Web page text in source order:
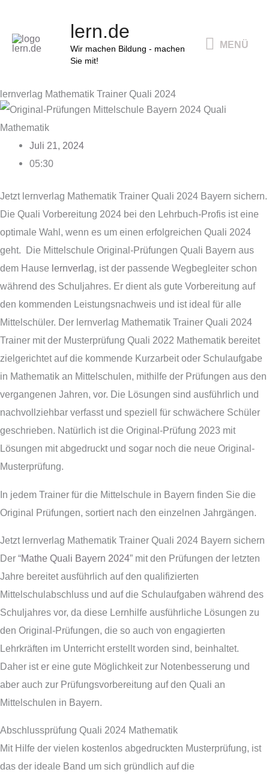
springen
lern.de
Wir machen Bildung - machen
Sie mit!
MENÜ
lernverlag Mathematik Trainer Quali 2024
Juli 21, 2024
05:30
Jetzt lernverlag Mathematik Trainer Quali 2024 Bayern sichern.
Die Quali Vorbereitung 2024 bei den Lehrbuch-Profis ist eine
optimale Wahl, wenn es um einen erfolgreichen Quali 2024
geht. Die Mittelschule Original-Prüfungen Quali Bayern aus
dem Hause lernverlag, ist der passende Wegbegleiter schon
während des Schuljahres. Er dient als gute Vorbereitung auf
den kommenden Leistungsnachweis und ist ideal für alle
Mittelschüler. Der lernverlag Mathematik Trainer Quali 2024
Trainer mit der Musterprüfung Quali 2022 Mathematik bereitet
zielgerichtet auf die kommende Kurzarbeit oder Schulaufgabe
in Mathematik an Mittelschulen, mithilfe der Prüfungen aus den
vergangenen Jahren, vor. Die Lösungen sind ausführlich und
nachvollziehbar verfasst und speziell für schwächere Schüler
geschrieben. Natürlich ist die Original-Prüfung 2023 mit
Lösungen mit abgedruckt und sogar noch die neue Original-
Musterprüfung.
In jedem Trainer für die Mittelschule in Bayern finden Sie die
Original Prüfungen, sortiert nach den einzelnen Jahrgängen.
Jetzt lernverlag Mathematik Trainer Quali 2024 Bayern sichern
Der “Mathe Quali Bayern 2024” mit den Prüfungen der letzten
Jahre bereitet ausführlich auf den qualifizierten
Mittelschulabschluss und auf die Schulaufgaben während des
Schuljahres vor, da diese Lernhilfe ausführliche Lösungen zu
den Original-Prüfungen, die so auch von engagierten
Lehrkräften im Unterricht erstellt worden sind, beinhaltet.
Daher ist er eine gute Möglichkeit zur Notenbesserung und
aber auch zur Prüfungsvorbereitung auf den Quali an
Mittelschulen in Bayern.
Abschlussprüfung Quali 2024 Mathematik
Mit Hilfe der vielen kostenlos abgedruckten Musterprüfung, ist
das der ideale Band um sich gründlich auf die